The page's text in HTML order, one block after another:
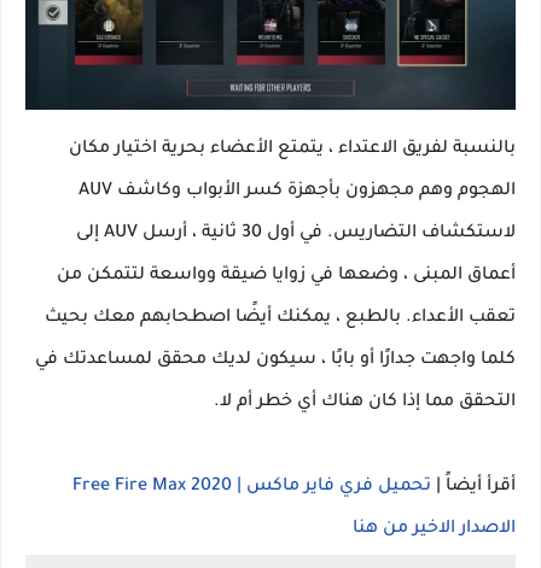
بالنسبة لفريق الاعتداء ، يتمتع الأعضاء بحرية اختيار مكان
الهجوم وهم مجهزون بأجهزة كسر الأبواب وكاشف AUV
لاستكشاف التضاريس. في أول 30 ثانية ، أرسل AUV إلى
أعماق المبنى ، وضعها في زوايا ضيقة وواسعة لتتمكن من
تعقب الأعداء. بالطبع ، يمكنك أيضًا اصطحابهم معك بحيث
كلما واجهت جدارًا أو بابًا ، سيكون لديك محقق لمساعدتك في
التحقق مما إذا كان هناك أي خطر أم لا.
أقرأ أيضاً | تحميل فري فاير ماكس | Free Fire Max 2020
الاصدار الاخير من هنا